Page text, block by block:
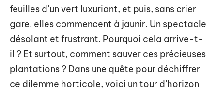
feuilles d’un vert luxuriant, et puis, sans crier
gare, elles commencent à jaunir. Un spectacle
désolant et frustrant. Pourquoi cela arrive-t-
il ? Et surtout, comment sauver ces précieuses
plantations ? Dans une quête pour déchiffrer
ce dilemme horticole, voici un tour d’horizon